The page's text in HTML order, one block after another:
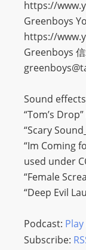
https://
Greenboys
https://
Greenboys
Sound
“Tom’s
“Scary
“Im Coming
used under
“Female
“Deep Evil
Podcast:
Subscribe: